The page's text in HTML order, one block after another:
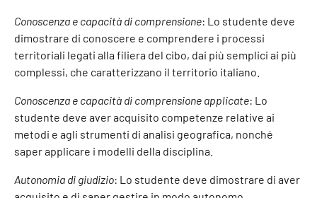
Conoscenza e capacità di comprensione: Lo studente deve
dimostrare di conoscere e comprendere i processi
territoriali legati alla filiera del cibo, dai più semplici ai più
complessi, che caratterizzano il territorio italiano.
Conoscenza e capacità di comprensione applicate: Lo
studente deve aver acquisito competenze relative ai
metodi e agli strumenti di analisi geografica, nonché
saper applicare i modelli della disciplina.
Autonomia di giudizio: Lo studente deve dimostrare di aver